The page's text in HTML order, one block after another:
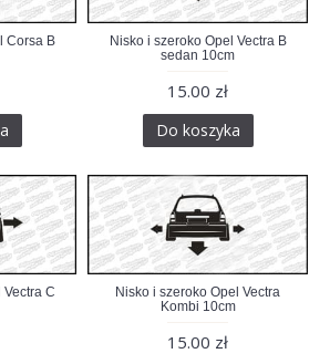
Corsa B
Nisko i szeroko Opel Vectra B
sedan 10cm
15.00 zł
Do koszyka
C
Nisko i szeroko Opel Vectra
Kombi 10cm
15.00 zł